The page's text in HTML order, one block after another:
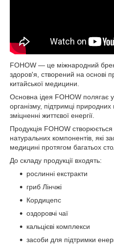
FOHOW — це міжнародний
здоров'я, створений на основі
китайської медицини.
Основна ідея FOHOW полягає у
організму, підтримці
зміцненні життєвої енергії.
Продукція FOHOW
натуральних компонентів, які
медицині протягом багатьох
До складу продукції входять:
рослинні екстракти
гриб Лінчжі
Кордицепс
оздоровчі чаї
кальцієві комплекси
засоби для підтримки